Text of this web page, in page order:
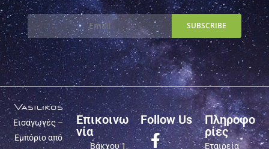
Εισαγωγές –
Εμπόριο από
Επικοινω
νία
Βάκχου 1,
Follow Us
Πληροφο
ρίες
Εταιρεία